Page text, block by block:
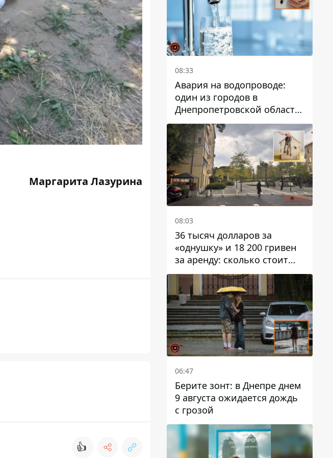
Маргарита Лазурина
👍
08:33
Авария на водопроводе:
один из городов в
Днепропетровской области
остался без воды
08:03
36 тысяч долларов за
«однушку» и 18 200 гривен
за аренду: сколько стоит
жилье в Днепропетровской
области
06:47
Берите зонт: в Днепре днем ​​
9 августа ожидается дождь
с грозой